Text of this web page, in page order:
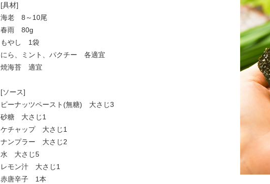
[具材]
海老 8～10尾
春雨 80g
もやし 1袋
にら、ミント、パクチー 各適宜
焼海苔 適宜
[ソース]
ピーナッツペースト(無糖) 大さじ3
砂糖 大さじ1
ケチャップ 大さじ1
ナンプラー 大さじ2
水 大さじ5
レモン汁 大さじ1
赤唐辛子 1本